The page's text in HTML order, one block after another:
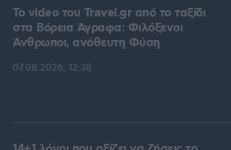
To video του Travel.gr από το ταξίδι
στα Βόρεια Άγραφα: Φιλόξενοι
Άνθρωποι, ανόθευτη Φύση
07.08.2026, 12:38